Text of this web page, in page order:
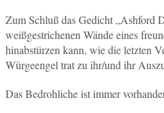
Zum Schluß das Gedicht „Ashford
weißgestrichenen Wände eines
hinabstürzen kann, wie die letzten
Würgeengel trat zu ihr/und ihr
Das Bedrohliche ist immer